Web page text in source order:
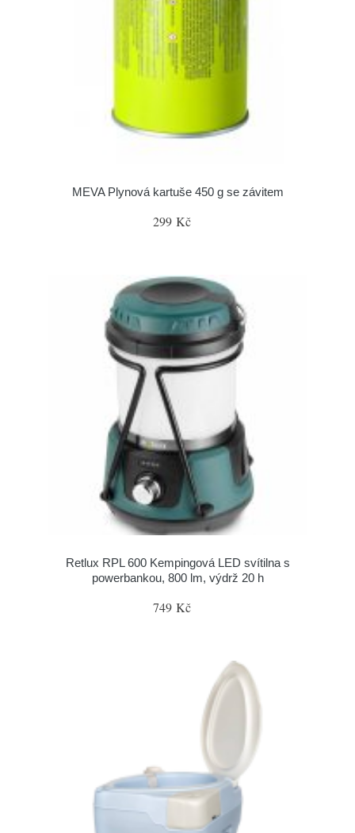
MEVA Plynová kartuše 450 g se závitem
299 Kč
Retlux RPL 600 Kempingová LED svítilna s
powerbankou, 800 lm, výdrž 20 h
749 Kč